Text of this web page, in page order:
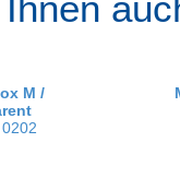
M /